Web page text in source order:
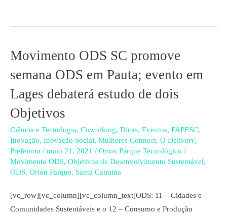
Movimento ODS SC promove
semana ODS em Pauta; evento em
Lages debaterá estudo de dois
Objetivos
Ciência e Tecnologia, Coworking, Dicas, Eventos, FAPESC,
Inovação, Inovação Social, Mulheres Connect, O Delivery,
Prefeitura / maio 21, 2021 / Orion Parque Tecnológico /
Movimento ODS, Objetivos de Desenvolvimento Sustentável,
ODS, Orion Parque, Santa Catraina
[vc_row][vc_column][vc_column_text]ODS: 11 – Cidades e
Comunidades Sustentáveis e o 12 – Consumo e Produção
Movimento
SC
promove
ODS
em
Pauta;
evento
em
debaterá